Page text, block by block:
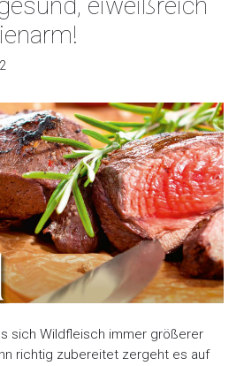
sich Wildfleisch immer größerer
richtig zubereitet zergeht es auf